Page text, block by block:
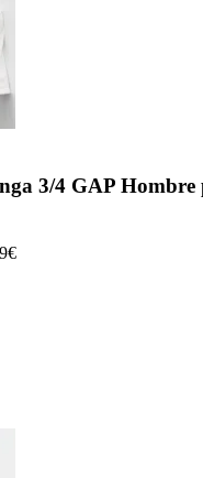
3/4 GAP Hombre